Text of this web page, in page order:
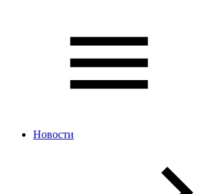
Новости